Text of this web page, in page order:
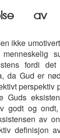
av
ikke
fordi
da Gud er
perspektiv
Guds
godt og
av
definisjon